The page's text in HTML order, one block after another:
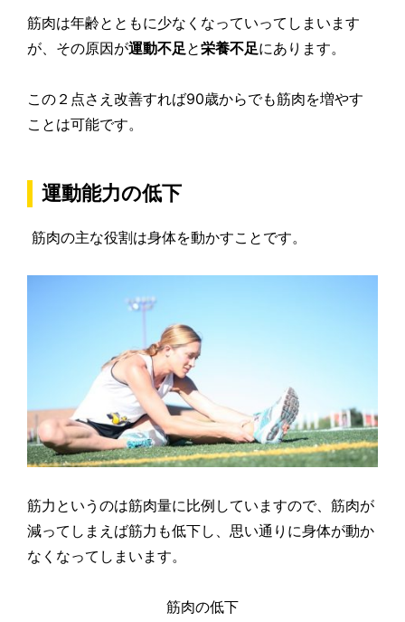
筋肉は年齢とともに少なくなっていってしまいます
が、その原因が運動不足と栄養不足にあります。
この２点さえ改善すれば90歳からでも筋肉を増やす
ことは可能です。
運動能力の低下
筋肉の主な役割は身体を動かすことです。
筋力というのは筋肉量に比例していますので、筋肉が
減ってしまえば筋力も低下し、思い通りに身体が動か
なくなってしまいます。
筋肉の低下